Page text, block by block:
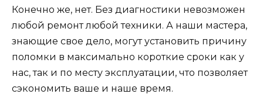
Конечно же, нет. Без диагностики невозможен
любой ремонт любой техники. А наши мастера,
знающие свое дело, могут установить причину
поломки в максимально короткие сроки как у
нас, так и по месту эксплуатации, что позволяет
сэкономить ваше и наше время.